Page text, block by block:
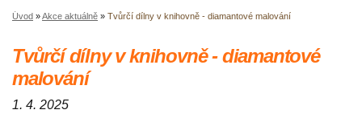
Úvod »Akce aktuálně » Tvůrčí dílny v knihovně - diamantové malování
Tvůrčí dílny v knihovně - diamantové
malování
1. 4. 2025